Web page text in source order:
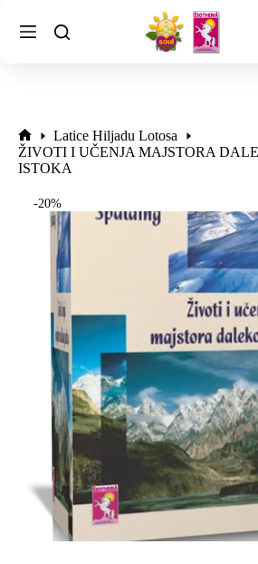
Latice Hiljadu Lotosa
ŽIVOTI I UČENJA MAJSTORA
ISTOKA
-20%